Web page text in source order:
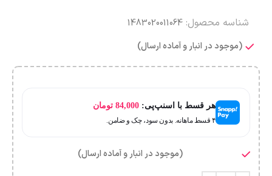
شناسه محصول: 1483020011064
(موجود در انبار و آماده ارسال)
هر قسط با اسنپ‌پی: 84,000 تومان
۴ قسط ماهانه. بدون سود، چک و ضامن.
(موجود در انبار و آماده ارسال)